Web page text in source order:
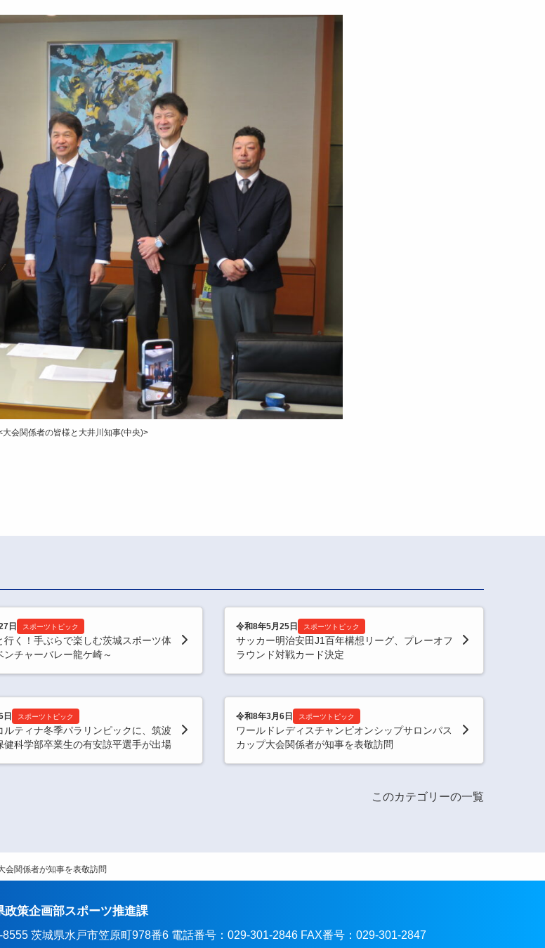
大会関係者の皆様と大井川知事(中央)>
日 スポーツトピック
行く！手ぶらで楽しむ茨城スポーツ体
ンチャーバレー龍ケ崎～
令和8年5月25日 スポーツトピック
サッカー明治安田J1百年構想リーグ、プレーオフ
ラウンド対戦カード決定
日 スポーツトピック
ルティナ冬季パラリンピックに、筑波
健科学部卒業生の有安諒平選手が出場
令和8年3月6日 スポーツトピック
ワールドレディスチャンピオンシップサロンパス
カップ大会関係者が知事を表敬訪問
このカテゴリーの一覧
会関係者が知事を表敬訪問
政策企画部スポーツ推進課
8555 茨城県水戸市笠原町978番6 電話番号：029-301-2846 FAX番号：029-301-2847